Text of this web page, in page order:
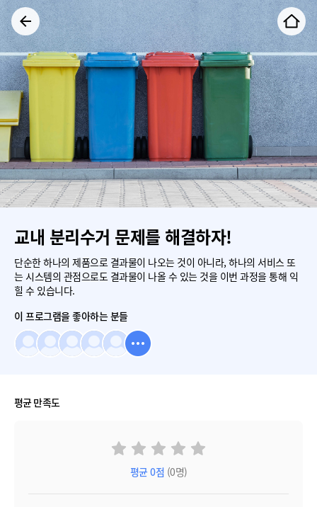
교내 분리수거 문제를 해결하자!
단순한 하나의 제품으로 결과물이 나오는 것이 아니라, 하나의 서비스 또
는 시스템의 관점으로도 결과물이 나올 수 있는 것을 이번 과정을 통해 익
힐 수 있습니다.
이 프로그램을 좋아하는 분들
평균 만족도
평균0점 (0명)